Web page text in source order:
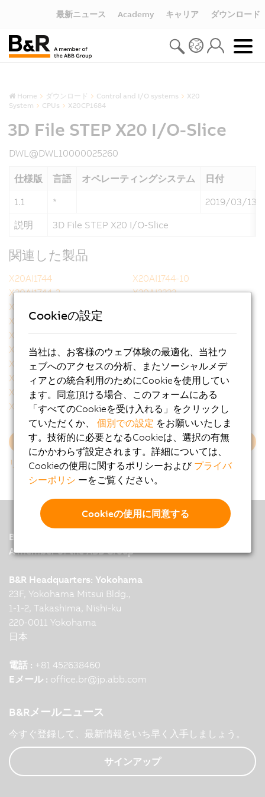
最新ニュース Academy キャリア ダウンロード
Home ダウンロード Control and I/O systems
X20
System
CPUs X20CP1684
3D File STEP X20 I/O-Slice
DWL@DWL10000025260
仕様版 言語 オペレーティングシステム
日付
1.1
*
2019/03/13
説明
3D File STEP X20 I/O-Slice
関連した製品
X20AI1744
X20AI1744-10
X20AI1744-3
X20AI2222
X20AI2237
X20AI2437
X20AI2622
X20AI2632-1
X20AI2636
X20AI4222
X20AI4322
X20AI4622
X20AI4632
X20AI4632-1
X20AI4636
X20AI8221
X20AI8321
さらに読み込む
リストに戻る
B&R
A member of the ABB Group
B&R Headquarters: Yokohama
23F, Yokohama Mitsui Bldg.,
1-1-2, Takashima, Nishi-ku
220-0011 Yokohama
日本
電話 : +81 452638460
Eメール : office.br@jp.abb.com
B&Rメールニュース
今すぐ登録して、最新情報をいち早く入手しましょう。
サインアップ
Cookieの設定
当社は、お客様のウェブ体験の最適化、当社ウ
ェブへのアクセスの分析、またソーシャルメデ
ィアとの統合利用のためにCookieを使用してい
ます。同意頂ける場合、このフォームにある
「すべてのCookieを受け入れる」をクリックし
ていただくか、個別での設定 をお願いいたしま
す。技術的に必要となるCookieは、選択の有無
にかかわらず設定されます。詳細については、
Cookieの使用に関するポリシーおよび プライバ
シーポリシ ーをご覧ください。
Cookieの使用に同意する